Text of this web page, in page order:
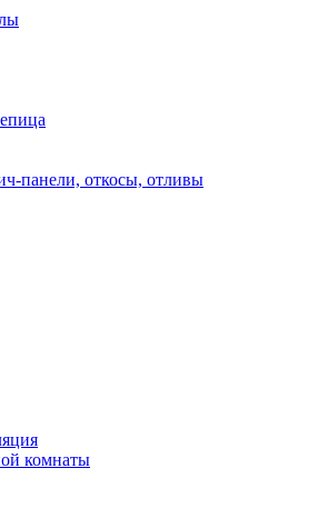
панели, откосы, отливы
комнаты